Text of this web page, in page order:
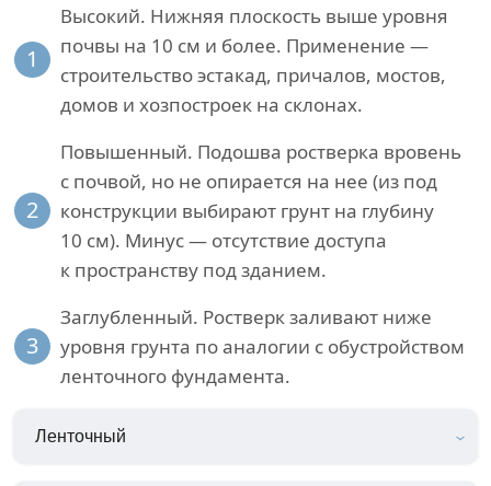
1
Высокий. Нижняя плоскость выше уровня
почвы на 10 см и более. Применение —
строительство эстакад, причалов, мостов,
домов и хозпостроек на склонах.
2
Повышенный. Подошва ростверка вровень
с почвой, но не опирается на нее (из под
конструкции выбирают грунт на глубину
10 см). Минус — отсутствие доступа
к пространству под зданием.
3
Заглубленный. Ростверк заливают ниже
уровня грунта по аналогии с обустройством
ленточного фундамента.
Ленточный